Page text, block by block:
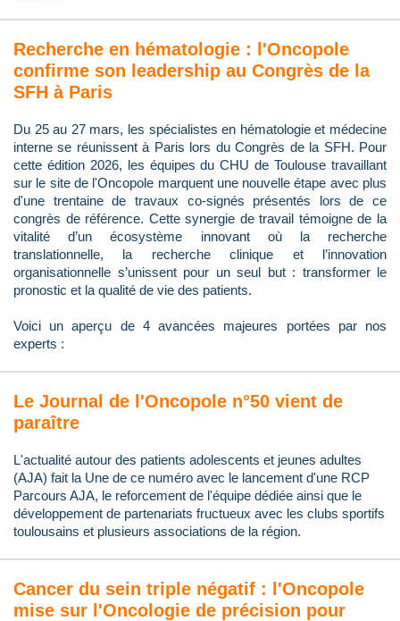
Recherche en hématologie : l'Oncopole
confirme son leadership au Congrès de la
SFH à Paris
Du 25 au 27 mars, les spécialistes en hématologie et médecine
interne se réunissent à Paris lors du Congrès de la SFH. Pour
cette édition 2026, les équipes du CHU de Toulouse travaillant
sur le site de l'Oncopole marquent une nouvelle étape avec plus
d'une trentaine de travaux co-signés présentés lors de ce
congrès de référence. Cette synergie de travail témoigne de la
vitalité d’un écosystème innovant où la recherche
translationnelle, la recherche clinique et l’innovation
organisationnelle s’unissent pour un seul but : transformer le
pronostic et la qualité de vie des patients.
Voici un aperçu de 4 avancées majeures portées par nos
experts :
Le Journal de l'Oncopole n°50 vient de
paraître
L'actualité autour des patients adolescents et jeunes adultes
(AJA) fait la Une de ce numéro avec le lancement d'une RCP
Parcours AJA, le reforcement de l'équipe dédiée ainsi que le
développement de partenariats fructueux avec les clubs sportifs
toulousains et plusieurs associations de la région.
Cancer du sein triple négatif : l'Oncopole
mise sur l'Oncologie de précision pour